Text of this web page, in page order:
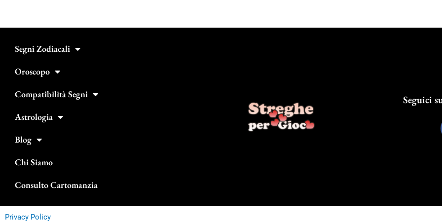
Segni Zodiacali
Oroscopo
Compatibilità Segni
Astrologia
Blog
Chi Siamo
Consulto Cartomanzia
Seguici
Privacy Policy